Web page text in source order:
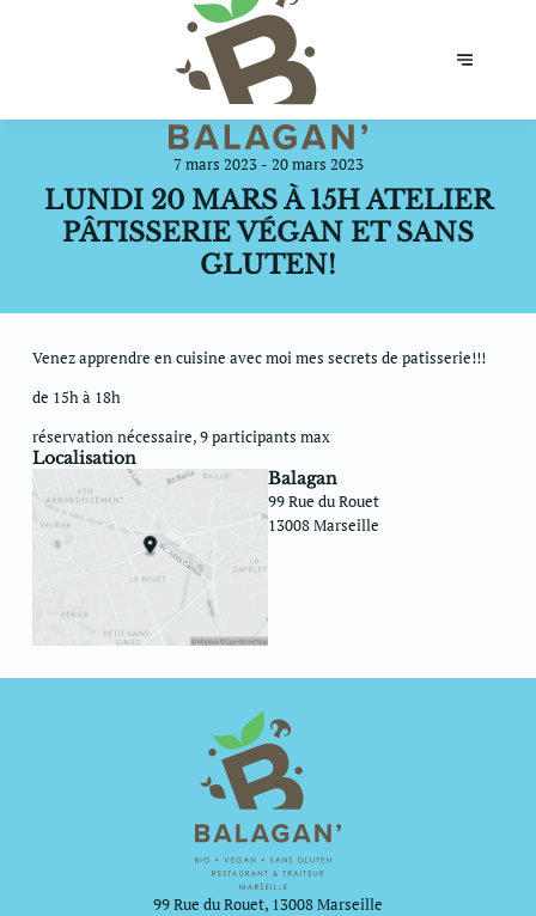
7 mars 2023 - 20 mars 2023
LUNDI 20 MARS À 15H ATELIER
PÂTISSERIE VÉGAN ET SANS
GLUTEN!
Venez apprendre en cuisine avec moi mes secrets de patisserie!!!
de 15h à 18h
réservation nécessaire, 9 participants max
Localisation
Balagan
99 Rue du Rouet
13008 Marseille
99 Rue du Rouet, 13008 Marseille